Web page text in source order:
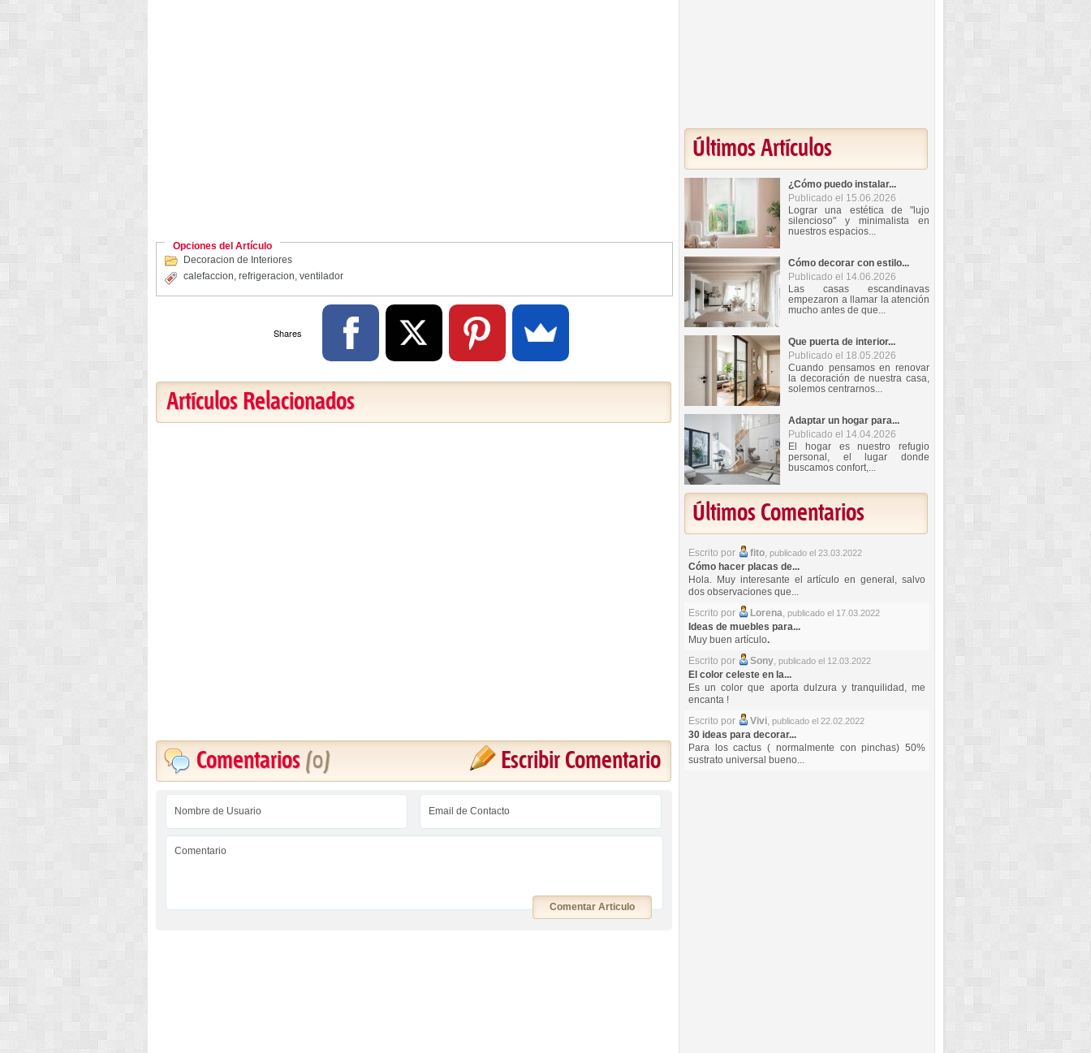
Opciones del Artículo
Decoracion de Interiores
calefaccion, refrigeracion, ventilador
Shares
Artículos Relacionados
Escribir Comentario
Comentarios (0)
Comentar Articulo
Últimos Artículos
¿Cómo puedo instalar...
Publicado el 15.06.2026
Lograr una estética de "lujo
silencioso" y minimalista en
nuestros espacios...
Cómo decorar con estilo...
Publicado el 14.06.2026
Las casas escandinavas
empezaron a llamar la atención
mucho antes de que...
Que puerta de interior...
Publicado el 18.05.2026
Cuando pensamos en renovar
la decoración de nuestra casa,
solemos centrarnos...
Adaptar un hogar para...
Publicado el 14.04.2026
El hogar es nuestro refugio
personal, el lugar donde
buscamos confort,...
Últimos Comentarios
Escrito por fito, publicado el 23.03.2022
Cómo hacer placas de...
Hola. Muy interesante el artículo en general, salvo
dos observaciones que...
Escrito por
Lorena, publicado el 17.03.2022
Ideas de muebles para...
Muy buen artículo.
Escrito por
Sony, publicado el 12.03.2022
El color celeste en la...
Es un color que aporta dulzura y tranquilidad, me
encanta !
Escrito por
Vivi, publicado el 22.02.2022
30 ideas para decorar...
Para los cactus ( normalmente con pinchas) 50%
sustrato universal bueno...